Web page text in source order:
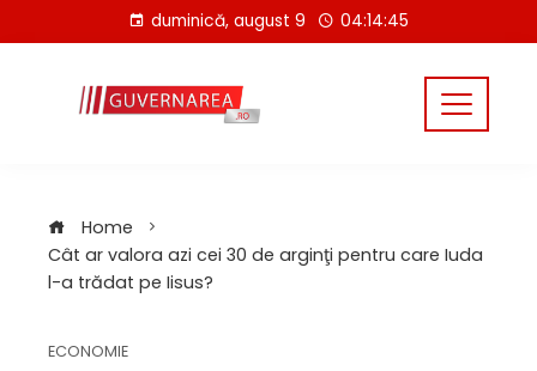
to
duminică, august 9 04:14:45
Home
Cât ar valora azi cei 30 de arginţi pentru care Iuda
l-a trădat pe Iisus?
ECONOMIE